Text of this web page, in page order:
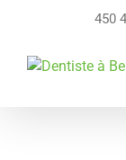
contenu
450